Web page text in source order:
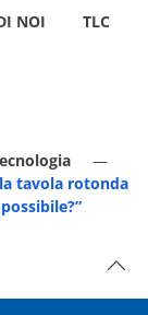
NOI TLC
tavola rotonda